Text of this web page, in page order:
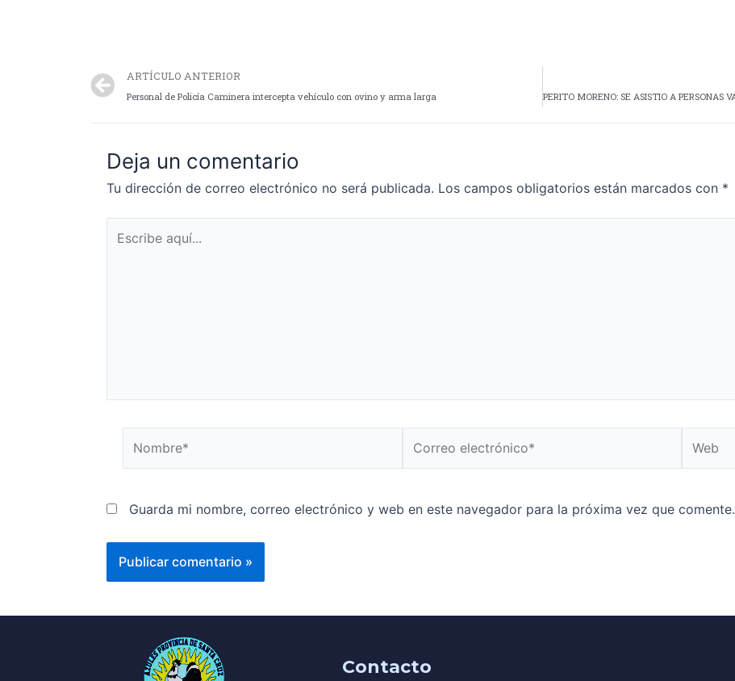
ARTÍCULO ANTERIOR
Personal de Policía Caminera intercepta vehículo con ovino y arma larga
Deja un comentario
Tu dirección de correo electrónico no será publicada. Los campos obligatorios están marcados con *
Guarda mi nombre, correo electrónico y web en este navegador para la próxima vez que comente.
Contacto